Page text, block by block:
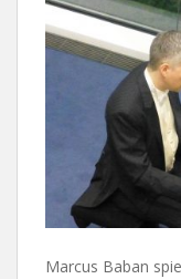
Marcus Baban